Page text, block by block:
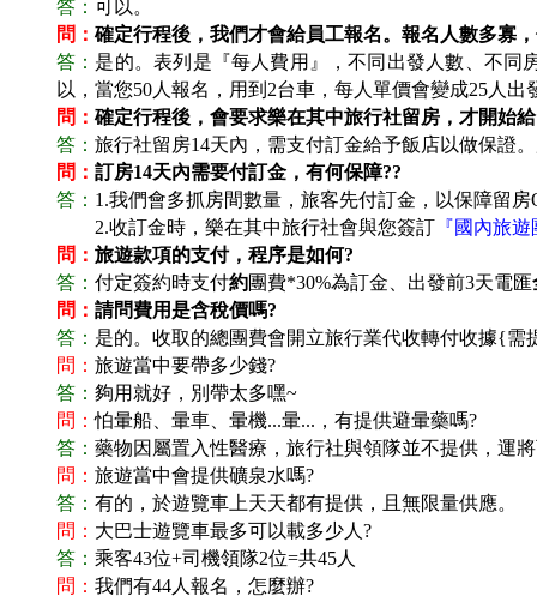
答： 可以。
問： 確定行程後，我們才會給員工報名。報名人數多寡
答： 是的。表列是『每人費用』，不同出發人數、不同
以，當您50人報名，用到2台車，每人單價會變成25人出
問： 確定行程後，會要求樂在其中旅行社留房，才開始
答： 旅行社留房14天內，需支付訂金給予飯店以做保證
問： 訂房14天內需要付訂金，有何保障??
答： 1.我們會多抓房間數量，旅客先付訂金，以保障留
2.收訂金時，樂在其中旅行社會與您簽訂 『國內旅
問： 旅遊款項的支付，程序是如何?
答： 付定簽約時支付約團費*30%為訂金、出發前3天電匯
問： 請問費用是含稅價嗎?
答： 是的。收取的總團費會開立旅行業代收轉付收據{
問： 旅遊當中要帶多少錢?
答： 夠用就好，別帶太多嘿~
問：怕暈船、暈車、暈機...暈...，有提供避暈藥嗎?
答： 藥物因屬置入性醫療，旅行社與領隊並不提供，運
問： 旅遊當中會提供礦泉水嗎?
答： 有的，於遊覽車上天天都有提供，且無限量供應。
問： 大巴士遊覽車最多可以載多少人?
答： 乘客43位+司機領隊2位=共45人
問： 我們有44人報名，怎麼辦?